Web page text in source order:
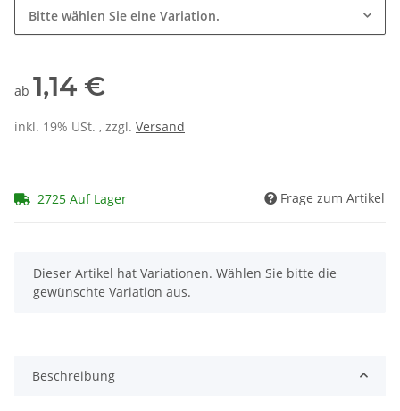
Bitte wählen Sie eine Variation.
ab 1,14 €
inkl. 19% USt. , zzgl. Versand
2725 Auf Lager Frage zum Artikel
x
Dieser Artikel hat Variationen. Wählen Sie bitte die
gewünschte Variation aus.
Beschreibung